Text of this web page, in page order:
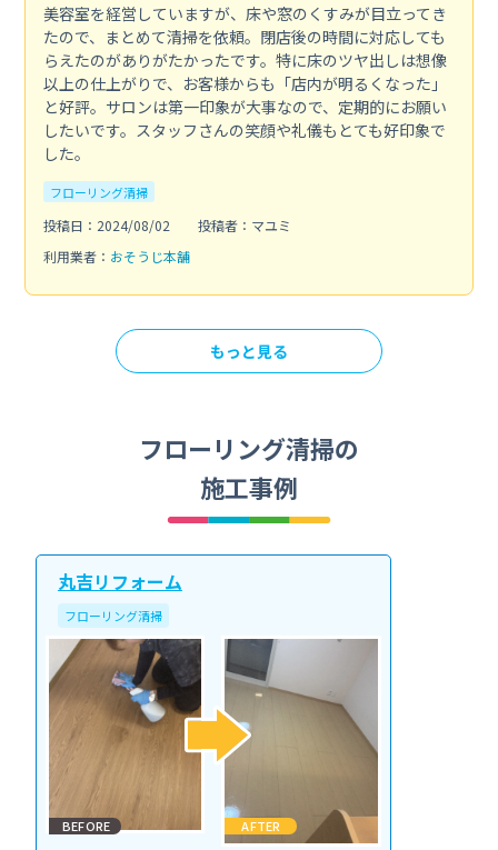
美容室を経営していますが、床や窓のくすみが目立ってき
たので、まとめて清掃を依頼。閉店後の時間に対応しても
らえたのがありがたかったです。特に床のツヤ出しは想像
以上の仕上がりで、お客様からも「店内が明るくなった」
と好評。サロンは第一印象が大事なので、定期的にお願い
したいです。スタッフさんの笑顔や礼儀もとても好印象で
した。
フローリング清掃
投稿日：2024/08/02
投稿者：マユミ
利用業者： おそうじ本舗
もっと見る
フローリング清掃の
施工事例
丸吉リフォーム
フローリング清掃
BEFORE AFTER